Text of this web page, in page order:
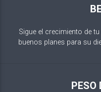
Sigue el crecimiento de
buenos planes para su
PESO